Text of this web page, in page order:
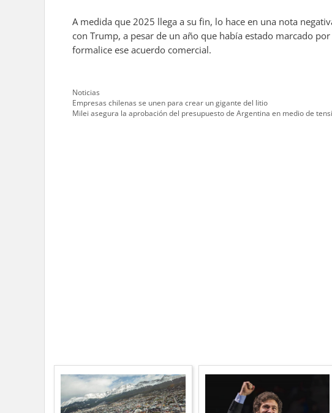
A medida que 2025 llega a su fin, lo hace en una nota
con Trump, a pesar de un año que había estado marcado
formalice ese acuerdo comercial.
Categories
Noticias
Empresas chilenas se unen para crear un gigante del litio
Milei asegura la aprobación del presupuesto de Argentina en medio de